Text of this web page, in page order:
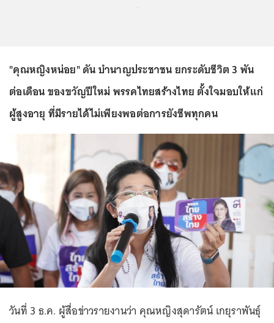
"คุณหญิงหน่อย" ดัน บำนาญประชาชน ยกระดับชีวิต 3 พัน
ต่อเดือน ของขวัญปีใหม่ พรรคไทยสร้างไทย ตั้งใจมอบให้แก่
ผู้สูงอายุ ที่มีรายได้ไม่เพียงพอต่อการยังชีพทุกคน
วันที่ 3 ธ.ค. ผู้สื่อข่าวรายงานว่า คุณหญิงสุดารัตน์ เกยุราพันธุ์